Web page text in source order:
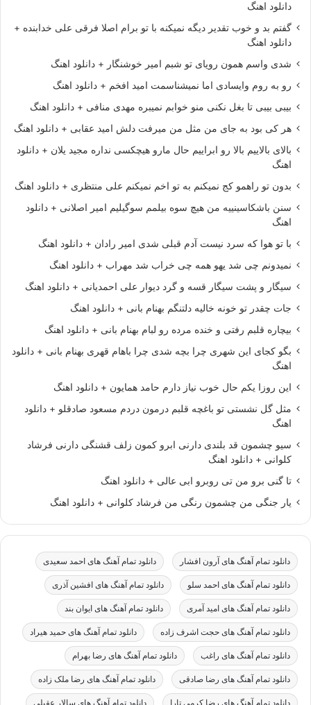
دانلود اهنگ
گفتم بد و خوب تقدیر دیگه نمیکنه با تو برام اصلا فرقی علی خدابنده +
دانلود اهنگ
شدی واسم همون رویای تو شبم امیر خوشنگار + دانلود اهنگ
رو به روم وایسادی اما نمیشناسمت امید افخم + دانلود اهنگ
بیبی بیبی تا بغل نکنی منو خوابم نمیبره مهدی منافی + دانلود اهنگ
هر کی بود به جای من مثل من میرفت دلش امید عقابی + دانلود اهنگ
بالای بالاییم بالا رو ابراییم حال مارو هیچکسی نداره مجید یلان + دانلود
اهنگ
بدون تو راهمو کج نمیکنم به تو اخم نمیکنم علی منتظری + دانلود اهنگ
سنن باشکاسینییه من هیچ سوه بیلمم سوگیلیم امیر اصلانی + دانلود
اهنگ
با تو هوا که سرد نیست آدم قبلی شدی امیر رادان + دانلود اهنگ
نمیدونم چی شد یهو همه چی خراب شد مهراب + دانلود اهنگ
سیگار و پشت سیگار قسه و گرد دیوار علی احمدیانی + دانلود اهنگ
جات چقدر تو خونه خالیه دلتنگم بهنام بانی + دانلود اهنگ
بیچاره قلبم رفتی و خنده مرده رو لبام بهنام بانی + دانلود اهنگ
بگو کجای این شهری چرا بچه شدی چرا باهام قهری بهنام بانی + دانلود
اهنگ
این روزا یکم حال خوب نیاز دارم حامد همایون + دانلود اهنگ
مثل گل نشستی تو باغچه قلبم درمون دردم مسعود صادقلو + دانلود
اهنگ
سیو چشمون قد بلندی دارنی ابرو کمون زلف قشنگی دارنی فرشاد
کلوانی + دانلود اهنگ
تا گنی برو من تی روبرو ابی عالی + دانلود اهنگ
یار جنگی من چشمون رنگی من فرشاد کلوانی + دانلود اهنگ
دانلود تمام آهنگ های آرون افشار دانلود تمام آهنگ های احمد سعیدی
دانلود تمام آهنگ های احمد سلو دانلود تمام آهنگ های افشین آذری
دانلود تمام آهنگ های امید آمری دانلود تمام آهنگ های ایوان بند
دانلود تمام آهنگ های حجت اشرف زاده دانلود تمام آهنگ های حمید هیراد
دانلود تمام آهنگ های راغب دانلود تمام آهنگ های رضا بهرام
دانلود تمام آهنگ های رضا صادقی دانلود تمام آهنگ های رضا ملک زاده
دانلود تمام آهنگ های رضا کرمی تارا دانلود تمام آهنگ های سالار عقیلی